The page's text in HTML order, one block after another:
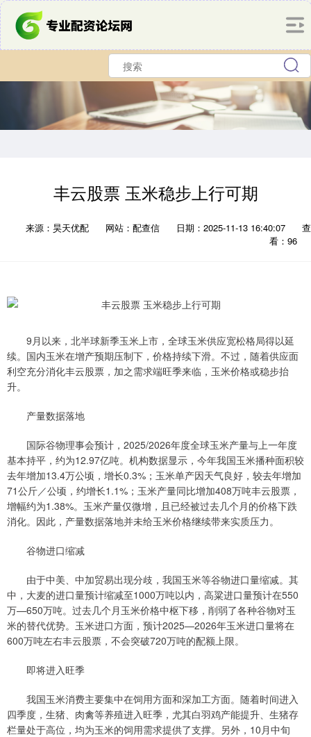
丰云股票 玉米稳步上行可期
来源：昊天优配 网站：配查信 日期：2025-11-13 16:40:07
查
看：96
9月以来，北半球新季玉米上市，全球玉米供应宽松格局得以延
续。国内玉米在增产预期压制下，价格持续下滑。不过，随着供应面
利空充分消化丰云股票，加之需求端旺季来临，玉米价格或稳步抬
升。
产量数据落地
国际谷物理事会预计，2025/2026年度全球玉米产量与上一年度
基本持平，约为12.97亿吨。机构数据显示，今年我国玉米播种面积较
去年增加13.4万公顷，增长0.3%；玉米单产因天气良好，较去年增加
71公斤／公顷，约增长1.1%；玉米产量同比增加408万吨丰云股票，
增幅约为1.38%。玉米产量仅微增，且已经被过去几个月的价格下跌
消化。因此，产量数据落地并未给玉米价格继续带来实质压力。
谷物进口缩减
由于中美、中加贸易出现分歧，我国玉米等谷物进口量缩减。其
中，大麦的进口量预计缩减至1000万吨以内，高粱进口量预计在550
万—650万吨。过去几个月玉米价格中枢下移，削弱了各种谷物对玉
米的替代优势。玉米进口方面，预计2025—2026年玉米进口量将在
600万吨左右丰云股票，不会突破720万吨的配额上限。
即将进入旺季
我国玉米消费主要集中在饲用方面和深加工方面。随着时间进入
四季度，生猪、肉禽等养殖进入旺季，尤其白羽鸡产能提升、生猪存
栏量处于高位，均为玉米的饲用需求提供了支撑。另外，10月中旬